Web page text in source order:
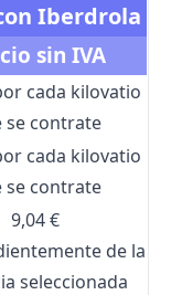
Iberdrola
sin IVA
cada kilovatio
se contrate
cada kilovatio
se contrate
9,04 €
de la
seleccionada